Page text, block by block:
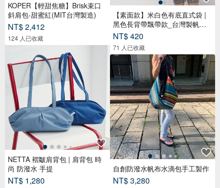
KOPER【輕甜焦糖】Brisk束口
斜肩包-甜蜜紅(MIT台灣製造)
NT$ 2,412
124 人已收藏
NETTA 褶皺肩背包 | 肩背包 時
尚 防潑水 手提
NT$ 1,280
【素面款】米白色有底直式袋 |
黑色長背帶飄帶款_台灣製帆布
包
NT$ 420
71 人已收藏
自創防潑水帆布水滴包手工製作
NT$ 3,280